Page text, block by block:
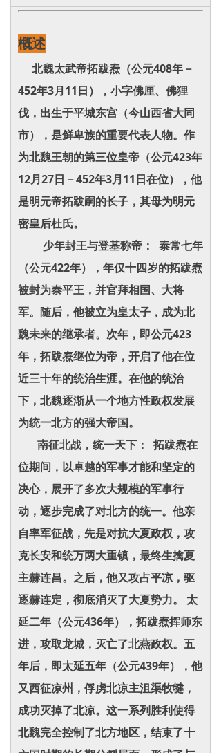
概述
北魏太武帝拓跋焘（公元408年－
452年3月11日），小字佛厘、佛狸
伐，出生于平城东宫（今山西省大同
市），是鲜卑族的重要代表人物。作
为北魏王朝的第三位皇帝（公元423年
12月27日－452年3月11日在位），他
是明元帝拓跋嗣的长子，其母为明元
密皇后杜氏。
少年封王与登基称帝： 泰常七年
（公元422年），年仅十四岁的拓跋焘
被封为泰平王，并官拜相国、大将
军。随后，他被立为皇太子，成为北
魏未来的继承者。次年，即公元423
年，拓跋焘继位为帝，开启了他在位
近三十年的统治生涯。在他的统治
下，北魏逐渐从一个地方性政权发展
为统一北方的强大帝国。
南征北战，统一天下： 拓跋焘在
位期间，以卓越的军事才能和坚定的
决心，展开了多次大规模的军事行
动，逐步完成了对北方的统一。他亲
自率军征战，先是对抗大夏政权，攻
克长安和统万两大重镇，最终生擒夏
主赫连昌。之后，他又攻占平凉，驱
逐赫连定，彻底消灭了大夏势力。 太
延二年（公元436年），拓跋焘挥师东
进，攻取龙城，灭亡了北燕政权。五
年后，即太延五年（公元439年），他
又西征凉州，俘虏北凉主沮渠牧犍，
成功灭掉了北凉。这一系列胜利使得
北魏完全控制了北方地区，结束了十